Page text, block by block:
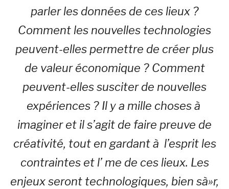
parler les données de ces lieux ?
Comment les nouvelles technologies
peuvent-elles permettre de créer plus
de valeur économique ? Comment
peuvent-elles susciter de nouvelles
expériences ? Il y a mille choses à
imaginer et il s’agit de faire preuve de
créativité, tout en gardant à l’esprit les
contraintes et l’ me de ces lieux. Les
enjeux seront technologiques, bien sà»r,